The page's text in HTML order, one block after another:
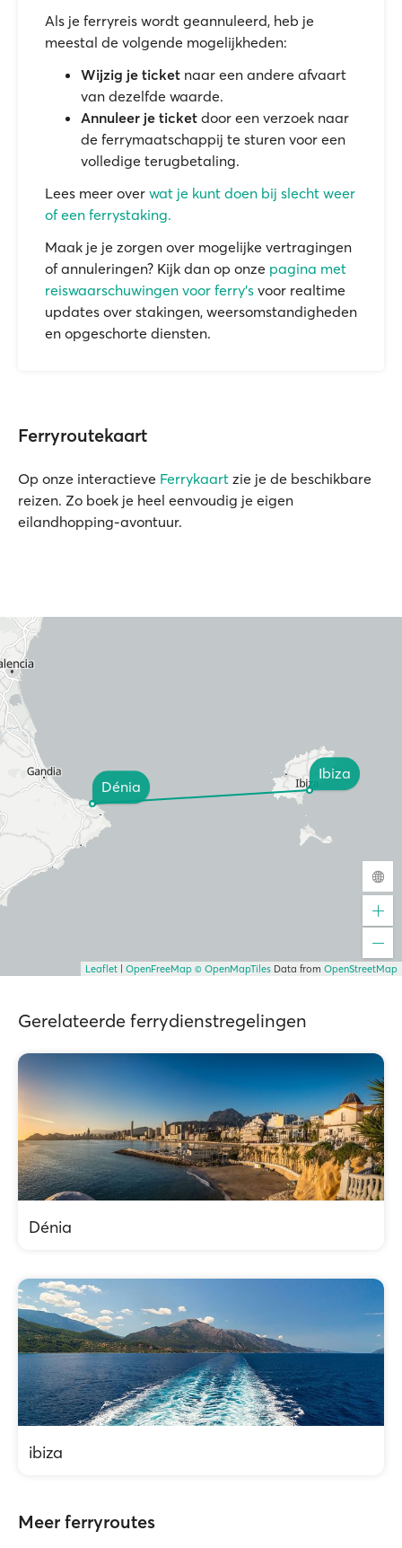
Als je ferryreis wordt geannuleerd, heb je
meestal de volgende mogelijkheden:
Wijzig je ticket naar een andere afvaart
van dezelfde waarde.
Annuleer je ticket door een verzoek naar
de ferrymaatschappij te sturen voor een
volledige terugbetaling.
Lees meer over wat je kunt doen bij slecht weer
of een ferrystaking.
Maak je je zorgen over mogelijke vertragingen
of annuleringen? Kijk dan op onze pagina met
reiswaarschuwingen voor ferry's voor realtime
updates over stakingen, weersomstandigheden
en opgeschorte diensten.
Ferryroutekaart
Op onze interactieve Ferrykaart zie je de beschikbare
reizen. Zo boek je heel eenvoudig je eigen
eilandhopping-avontuur.
Dénia
Ibiza
Leaflet OpenFreeMap © OpenMapTiles Data from OpenStreetMap
Gerelateerde ferrydienstregelingen
Dénia
ibiza
Meer ferryroutes